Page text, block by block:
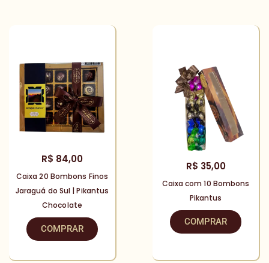
R$ 84,00
Caixa 20 Bombons Finos
Jaraguá do Sul | Pikantus
Chocolate
COMPRAR
R$ 35,00
Caixa com 10 Bombons
Pikantus
COMPRAR